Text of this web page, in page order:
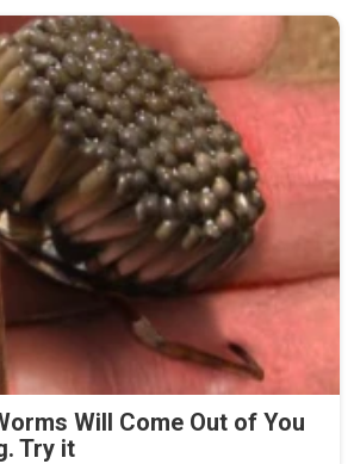
Will Come Out of You
Try it